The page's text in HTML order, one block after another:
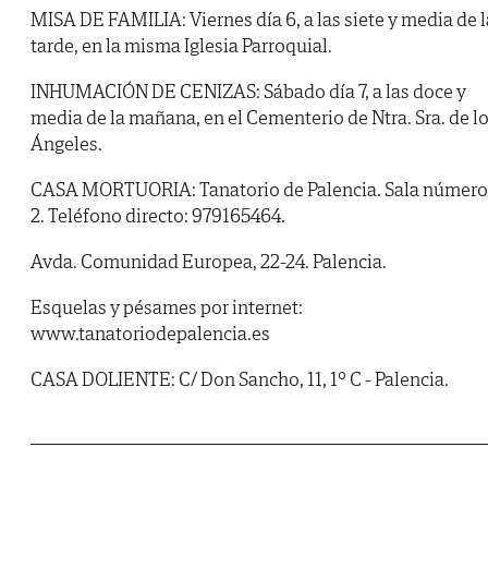
MISA DE FAMILIA: Viernes día 6, a las siete y media de
tarde, en la misma Iglesia Parroquial.
INHUMACIÓN DE CENIZAS: Sábado día 7, a las doce y
media de la mañana, en el Cementerio de Ntra. Sra. de
Ángeles.
CASA MORTUORIA: Tanatorio de Palencia. Sala número
2. Teléfono directo: 979165464.
Avda. Comunidad Europea, 22-24. Palencia.
Esquelas y pésames por internet:
www.tanatoriodepalencia.es
CASA DOLIENTE: C/ Don Sancho, 11, 1º C - Palencia.